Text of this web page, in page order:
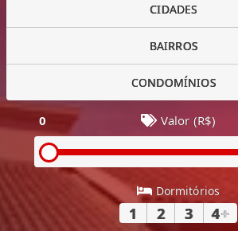
CIDADES
BAIRROS
CONDOMÍNIOS
0 Valor (R$)
Dormitórios
1 2 3 4+